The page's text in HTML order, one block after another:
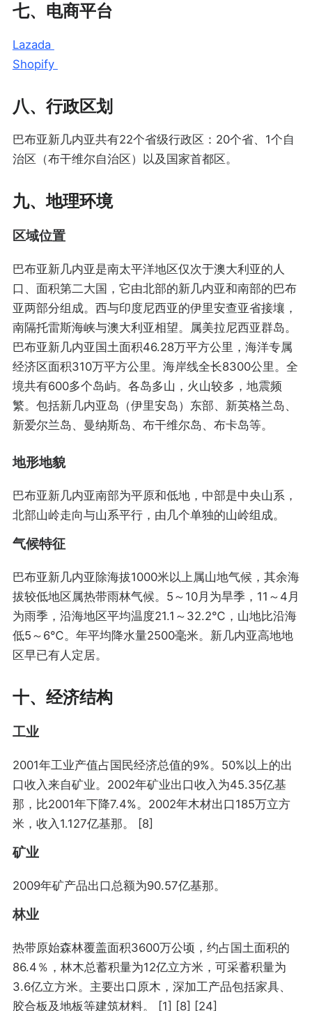
七、电商平台
Lazada
Shopify
八、行政区划
巴布亚新几内亚共有22个省级行政区：20个省、1个自
治区（布干维尔自治区）以及国家首都区。
九、地理环境
区域位置
巴布亚新几内亚是南太平洋地区仅次于澳大利亚的人
口、面积第二大国，它由北部的新几内亚和南部的巴布
亚两部分组成。西与印度尼西亚的伊里安查亚省接壤，
南隔托雷斯海峡与澳大利亚相望。属美拉尼西亚群岛。
巴布亚新几内亚国土面积46.28万平方公里，海洋专属
经济区面积310万平方公里。海岸线全长8300公里。全
境共有600多个岛屿。各岛多山，火山较多，地震频
繁。包括新几内亚岛（伊里安岛）东部、新英格兰岛、
新爱尔兰岛、曼纳斯岛、布干维尔岛、布卡岛等。
地形地貌
巴布亚新几内亚南部为平原和低地，中部是中央山系，
北部山岭走向与山系平行，由几个单独的山岭组成。
气候特征
巴布亚新几内亚除海拔1000米以上属山地气候，其余海
拔较低地区属热带雨林气候。5～10月为旱季，11～4月
为雨季，沿海地区平均温度21.1～32.2℃，山地比沿海
低5～6℃。年平均降水量2500毫米。新几内亚高地地
区早已有人定居。
十、经济结构
工业
2001年工业产值占国民经济总值的9%。50%以上的出
口收入来自矿业。2002年矿业出口收入为45.35亿基
那，比2001年下降7.4%。2002年木材出口185万立方
米，收入1.127亿基那。 [8]
矿业
2009年矿产品出口总额为90.57亿基那。
林业
热带原始森林覆盖面积3600万公顷，约占国土面积的
86.4％，林木总蓄积量为12亿立方米，可采蓄积量为
3.6亿立方米。主要出口原木，深加工产品包括家具、
胶合板及地板等建筑材料。 [1] [8] [24]